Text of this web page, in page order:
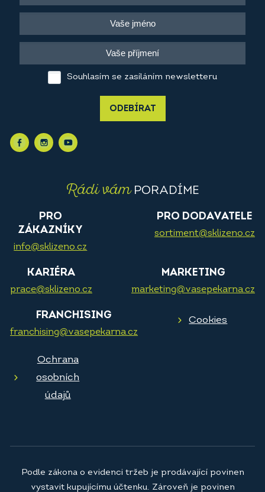
Souhlasím se zasíláním newsletteru
ODEBÍRAT
Rádi vámPORADÍME
PRO
ZÁKAZNÍKY
info@sklizeno.cz
PRO DODAVATELE
sortiment@sklizeno.cz
KARIÉRA
prace@sklizeno.cz
MARKETING
marketing@vasepekarna.cz
FRANCHISING
franchising@vasepekarna.cz
Cookies
Ochrana
osobních
údajů
Podle zákona o evidenci tržeb je prodávající povinen
vystavit kupujícímu účtenku. Zároveň je povinen